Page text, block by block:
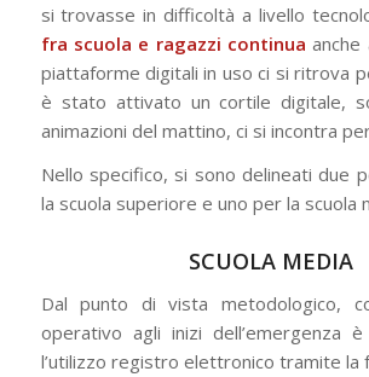
si trovasse in difficoltà a livello
fra scuola e ragazzi continua anche
piattaforme digitali in uso ci si ritrova
è stato attivato un cortile digitale,
animazioni del mattino, ci si incontra
Nello specifico, si sono delineati due
la scuola superiore e uno per la scuola
SCUOLA MEDIA
Dal punto di vista metodologico,
operativo agli inizi dell’emergenza
l’utilizzo registro elettronico tramite la